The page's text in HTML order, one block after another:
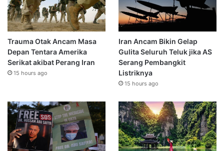
Trauma Otak Ancam Masa
Depan Tentara Amerika
Serikat akibat Perang Iran
15 hours ago
Iran Ancam Bikin Gelap
Gulita Seluruh Teluk jika AS
Serang Pembangkit
Listriknya
15 hours ago